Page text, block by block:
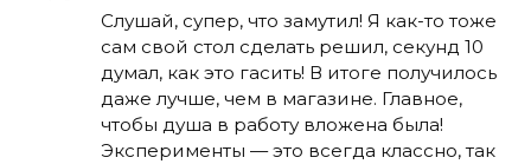
Слушай, супер, что замутил! Я как-то тоже
сам свой стол сделать решил, секунд 10
думал, как это гасить! В итоге получилось
даже лучше, чем в магазине. Главное,
чтобы душа в работу вложена была!
Эксперименты — это всегда классно, так